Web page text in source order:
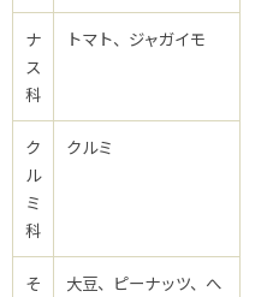
ナ
ス
科
トマト、ジャガイモ
ク
ル
ミ
科
クルミ
そ
大豆、ピーナッツ、へ